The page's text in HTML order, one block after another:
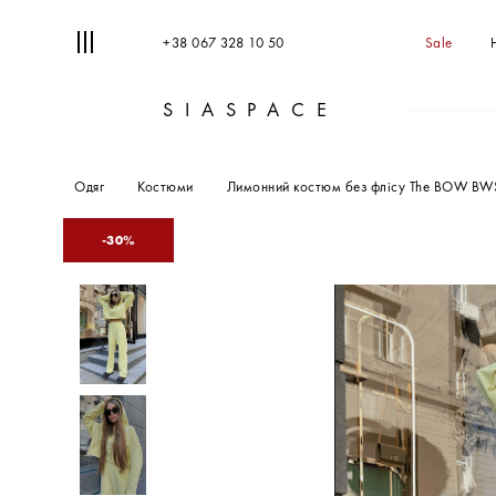
+38 067 328 10 50 Sale
SIASPACE
Одяг Костюми Лимонний костюм без флісу The BOW
30